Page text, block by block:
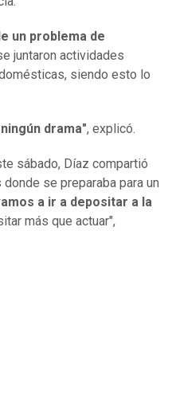
un problema de
juntaron actividades
siendo esto lo
drama", explicó.
sábado, Díaz compartió
se preparaba para un
a ir a depositar a la
más que actuar",